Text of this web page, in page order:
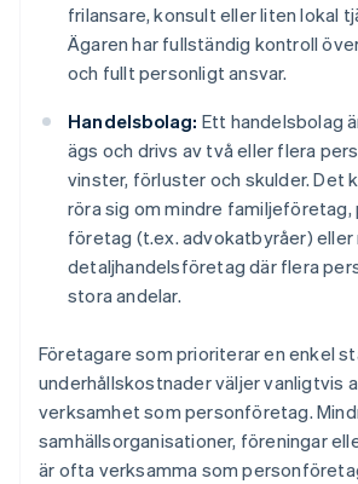
frilansare, konsult eller liten lokal
Ägaren har fullständig kontroll
och fullt personligt ansvar.
Handelsbolag: Ett handelsbolag
ägs och drivs av två eller flera
vinster, förluster och skulder. Det
röra sig om mindre
företag (t.ex. advokatbyråer) eller
detaljhandelsföretag där flera
stora andelar.
Företagare som prioriterar en enkel
underhållskostnader väljer vanligtvis
verksamhet som personföretag.
samhällsorganisationer, föreningar
är ofta verksamma som